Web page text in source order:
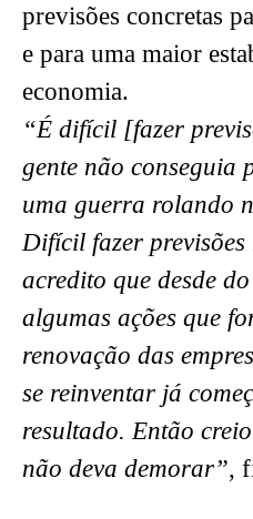
previsões concretas
e para uma maior
economia.
“É difícil [fazer
gente não conseguia
uma guerra rolando
Difícil fazer
acredito que desde
algumas ações que
renovação das
se reinventar já
resultado. Então
não deva demorar”,